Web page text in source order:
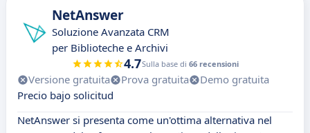
NetAnswer
Soluzione Avanzata CRM
per Biblioteche e Archivi
4.7Sulla base di 66 recensioni
Versione gratuita Prova gratuita
Demo gratuita
Precio bajo solicitud
NetAnswer si presenta come un'ottima alternativa nel